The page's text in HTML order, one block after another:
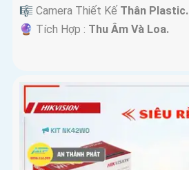
🎼️ Camera Thiết Kế Thân Plastic.
️🔮 Tích Hợp : Thu Âm Và Loa.